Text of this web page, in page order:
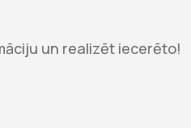
un realizēt iecerēto!